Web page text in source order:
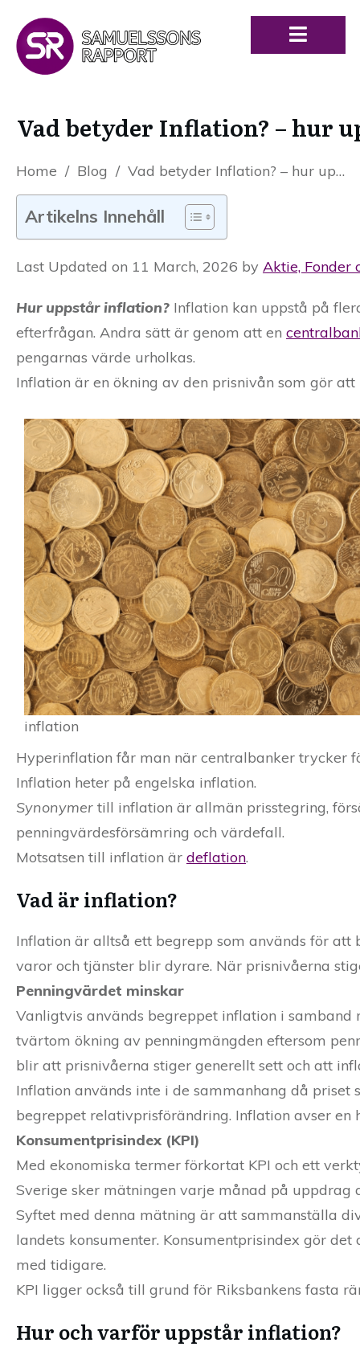
Vad betyder Inflation? – hur
Home / Blog / Vad betyder Inflation? – hur uppstår inflationen?
Artikelns Innehåll
Last Updated on 11 March, 2026 by Aktie, Fonder
Hur uppstår inflation? Inflation kan uppstå på
efterfrågan. Andra sätt är genom att en
pengarnas värde urholkas.
Inflation är en ökning av den prisnivån som gör
inflation
Hyperinflation får man när centralbanker trycker
Inflation heter på engelska inflation.
Synonymer till inflation är allmän prisstegring,
penningvärdesförsämring och värdefall.
Motsatsen till inflation är deflation.
Vad är inflation?
Inflation är alltså ett begrepp som används för
varor och tjänster blir dyrare. När prisnivåerna
Penningvärdet minskar
Vanligtvis används begreppet inflation i
tvärtom ökning av penningmängden eftersom
blir att prisnivåerna stiger generellt sett och att
Inflation används inte i de sammanhang då
begreppet relativprisförändring. Inflation avser
Konsumentprisindex (KPI)
Med ekonomiska termer förkortat KPI och ett
Sverige sker mätningen varje månad på uppdrag
Syftet med denna mätning är att sammanställa
landets konsumenter. Konsumentprisindex gör
med tidigare.
KPI ligger också till grund för Riksbankens fasta
Hur och varför uppstår inflation?